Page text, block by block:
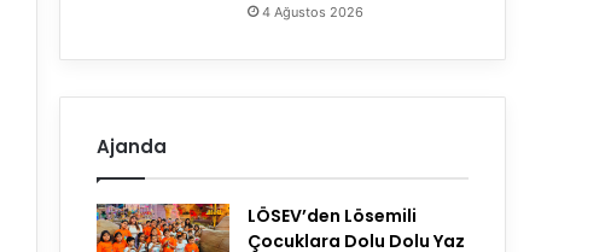
4 Ağustos 2026
Ajanda
LÖSEV’den Lösemili
Çocuklara Dolu Dolu Yaz